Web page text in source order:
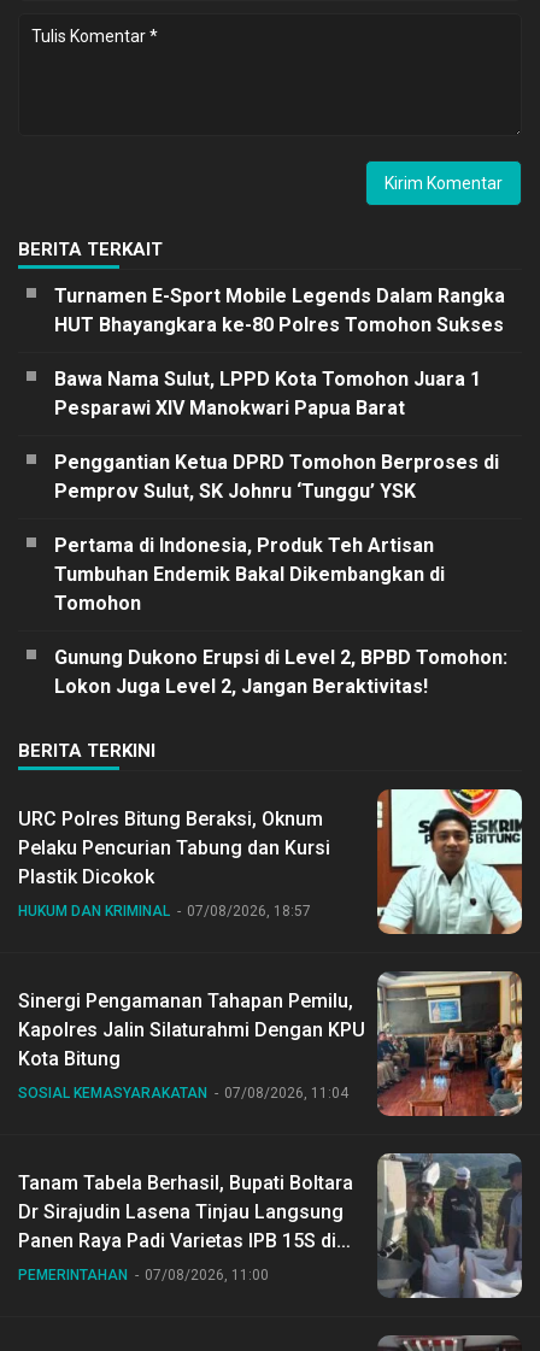
BERITA TERKAIT
Turnamen E-Sport Mobile Legends Dalam Rangka
HUT Bhayangkara ke-80 Polres Tomohon Sukses
Bawa Nama Sulut, LPPD Kota Tomohon Juara 1
Pesparawi XIV Manokwari Papua Barat
Penggantian Ketua DPRD Tomohon Berproses di
Pemprov Sulut, SK Johnru ‘Tunggu’ YSK
Pertama di Indonesia, Produk Teh Artisan
Tumbuhan Endemik Bakal Dikembangkan di
Tomohon
Gunung Dukono Erupsi di Level 2, BPBD Tomohon:
Lokon Juga Level 2, Jangan Beraktivitas!
BERITA TERKINI
URC Polres Bitung Beraksi, Oknum
Pelaku Pencurian Tabung dan Kursi
Plastik Dicokok
HUKUM DAN KRIMINAL 07/08/2026, 18:57
Sinergi Pengamanan Tahapan Pemilu,
Kapolres Jalin Silaturahmi Dengan KPU
Kota Bitung
SOSIAL KEMASYARAKATAN 07/08/2026, 11:04
Tanam Tabela Berhasil, Bupati Boltara
Dr Sirajudin Lasena Tinjau Langsung
Panen Raya Padi Varietas IPB 15S di
Desa Gihang
PEMERINTAHAN 07/08/2026, 11:00